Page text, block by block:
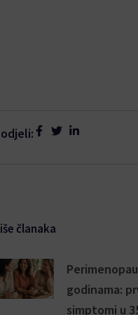
članaka
godinama:
simptomi u